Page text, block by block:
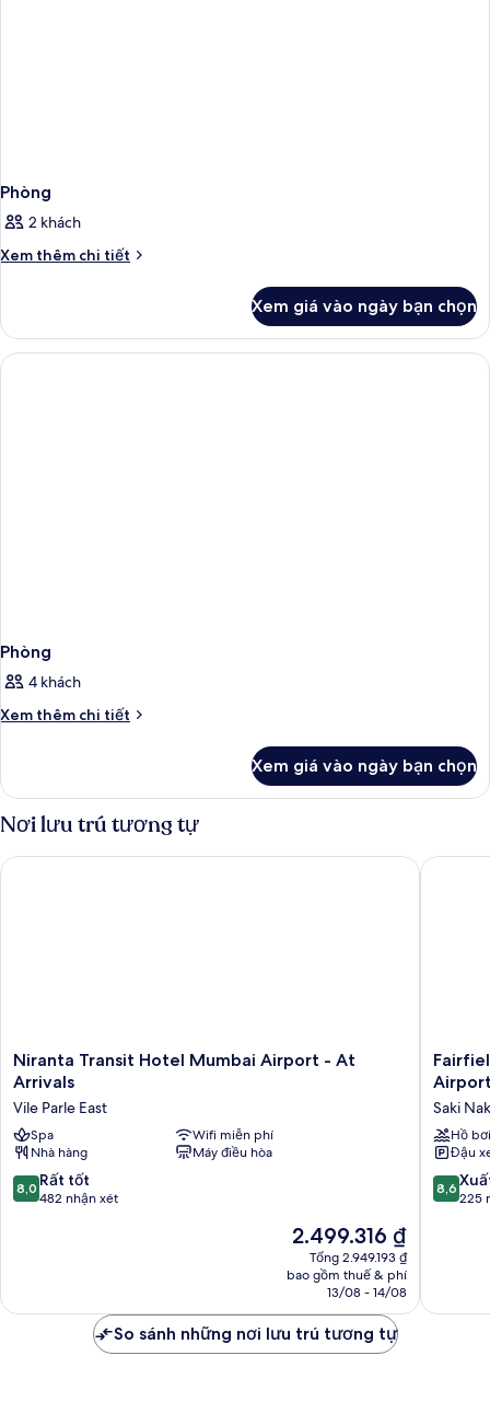
Phòng
2 khách
Xem thêm chi tiết
Chi
Phòng
Xem giá vào ngày bạn chọn
Phòng
4 khách
Xem thêm chi tiết
Chi
Phòng
Xem giá vào ngày bạn chọn
Nơi lưu trú tương tự
Niranta
Transit
Mumbai
Airport
-
At
Arrivals
Niranta Transit Hotel Mumbai Airport - At
Arrivals
Vile Parle East
Spa
Wifi miễn phí
Nhà hàng
Máy điều hòa
8.0
trên
xét
8,0 Rất tốt
482 nhận xét
Giá
hiện
tại
2.499.316 ₫
2.499.316 ₫
Tổng 2.949.193 ₫
bao gồm thuế & phí
13/08 - 14/08
Niranta Transit Hotel Mumbai Airport - At Arrivals
Fairfield
by
Marriott
Mumbai
Airport
Saki
Naka
Saki
Hồ bơi
Đậu
8.6
trên
xét
8,6
225
So sánh những nơi lưu trú tương tự